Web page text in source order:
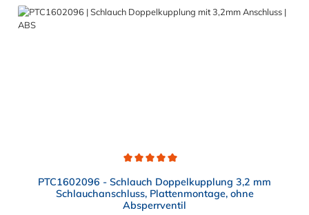
PTC1602096 - Schlauch Doppelkupplung 3,2 mm
Schlauchanschluss, Plattenmontage, ohne
Absperrventil